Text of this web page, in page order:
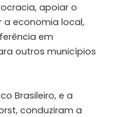
apoiar o
a economia local,
em
outros municípios
Brasileiro, e a
conduziram a